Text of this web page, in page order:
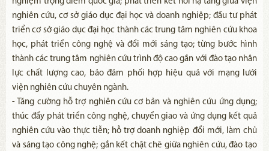
nghiên cứu, cơ sở giáo dục đại học và doanh nghiệp; đầu tư phát
triển cơ sở giáo dục đại học thành các trung tâm nghiên cứu khoa
học, phát triển công nghệ và đổi mới sáng tạo; từng bước hình
thành các trung tâm nghiên cứu trình độ cao gắn với đào tạo nhân
lực chất lượng cao, bảo đảm phối hợp hiệu quả với mạng lưới
viện nghiên cứu chuyên ngành.
- Tăng cường hỗ trợ nghiên cứu cơ bản và nghiên cứu ứng dụng;
thúc đẩy phát triển công nghệ, chuyển giao và ứng dụng kết quả
nghiên cứu vào thực tiễn; hỗ trợ doanh nghiệp đổi mới, làm chủ
và sáng tạo công nghệ; gắn kết chặt chẽ giữa nghiên cứu, đào tạo